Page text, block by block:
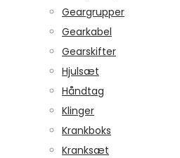
Geargrupper
Gearkabel
Gearskifter
Hjulsæt
Håndtag
Klinger
Krankboks
Kranksæt